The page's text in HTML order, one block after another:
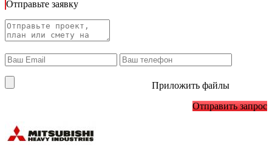
Отправьте заявку
Приложить файлы
Отправить запрос